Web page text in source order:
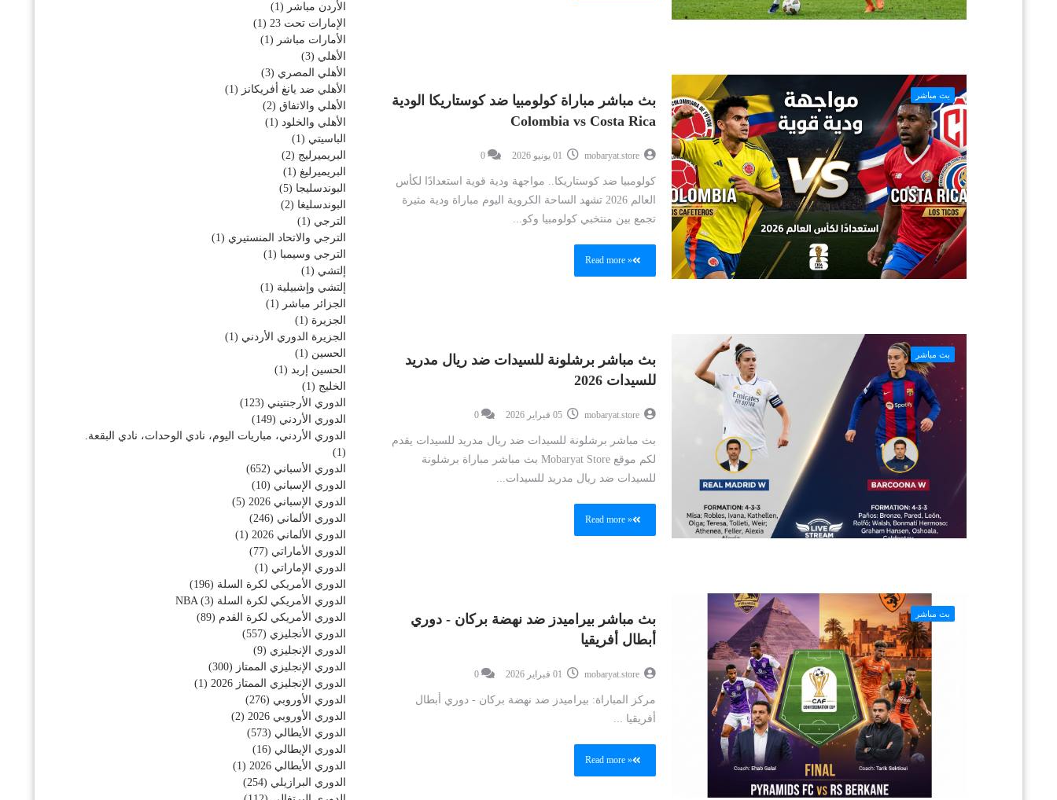
بث مباشر
بث مباشر مباراة كولومبيا ضد كوستاريكا الودية
Colombia vs Costa Rica
mobaryat.store
0
كولومبيا ضد كوستاريكا.. مواجهة ودية قوية استعدادًا لكأس
العالم 2026 تشهد الساحة الكروية اليوم مباراة ودية مثيرة
تجمع بين منتخبي كولومبيا وكو...
Read more »
بث مباشر
بث مباشر برشلونة للسيدات ضد ريال مدريد
للسيدات 2026
mobaryat.store 05 فبراير 2026 0
بث مباشر برشلونة للسيدات ضد ريال مدريد للسيدات يقدم
لكم موقع Mobaryat Store بث مباشر مباراة برشلونة
للسيدات ضد ريال مدريد للسيدات...
Read more »
بث مباشر
بث مباشر بيراميدز ضد نهضة بركان - دوري
أبطال أفريقيا
mobaryat.store
0
مركز المباراة: بيراميدز ضد نهضة بركان - دوري أبطال
أفريقيا ...
Read more »
الأردن مباشر (1)
الإمارات تحت 23
(1)
الأمارات مباشر (1)
الأهلي (3)
الأهلي المصري (3)
الأهلي ضد يانغ أفريكانز (1)
الأهلي والاتفاق (2)
الأهلي والخلود (1)
الباسيتي (1)
البريميرليج (2)
البريميرليغ (1)
البوندسليجا (5)
البوندسليغا (2)
الترجي (1)
الترجي والاتحاد المنستيري (1)
الترجي وسيمبا (1)
إلتشي (1)
إلتشي وإشبيلية (1)
الجزائر مباشر (1)
الجزيرة (1)
الجزيرة الدوري الأردني (1)
الحسين (1)
الحسين إربد (1)
الخليج (1)
الدوري الأرجنتيني (123)
الدوري الأردني (149)
الدوري الأردني، مباريات اليوم، نادي الوحدات، نادي البقعة.
(1)
الدوري الأسباني (652)
الدوري الإسباني (10)
الدوري الإسباني 2026
(5)
الدوري الألماني (246)
الدوري الألماني 2026
(1)
الدوري الأماراتي (77)
الدوري الإماراتي (1)
الدوري الأمريكي لكرة السلة (196)
الدوري الأمريكي لكرة السلة NBA (3)
الدوري الأمريكي لكرة القدم (89)
الدوري الأنجليزي (557)
الدوري الإنجليزي (9)
الدوري الإنجليزي الممتاز (300)
الدوري الإنجليزي الممتاز 2026
(1)
الدوري الأوروبي (276)
الدوري الأوروبي 2026
(2)
الدوري الأيطالي (573)
الدوري الإيطالي (16)
الدوري الأيطالي 2026
(1)
الدوري البرازيلي (254)